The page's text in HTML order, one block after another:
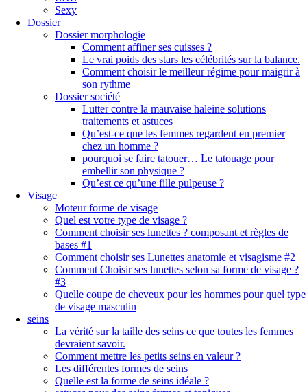
Sexy
Dossier
Dossier morphologie
Comment affiner ses cuisses ?
Le vrai poids des stars les célébrités sur la balance.
Comment choisir le meilleur régime pour maigrir à
son rythme
Dossier société
Lutter contre la mauvaise haleine solutions
traitements et astuces
Qu’est-ce que les femmes regardent en premier
chez un homme ?
pourquoi se faire tatouer… Le tatouage pour
embellir son physique ?
Qu’est ce qu’une fille pulpeuse ?
Visage
Moteur forme de visage
Quel est votre type de visage ?
Comment choisir ses lunettes ? composant et règles de
bases #1
Comment choisir ses Lunettes anatomie et visagisme #2
Comment Choisir ses lunettes selon sa forme de visage ?
#3
Quelle coupe de cheveux pour les hommes pour quel type
de visage masculin
seins
La vérité sur la taille des seins ce que toutes les femmes
devraient savoir.
Comment mettre les petits seins en valeur ?
Les différentes formes de seins
Quelle est la forme de seins idéale ?